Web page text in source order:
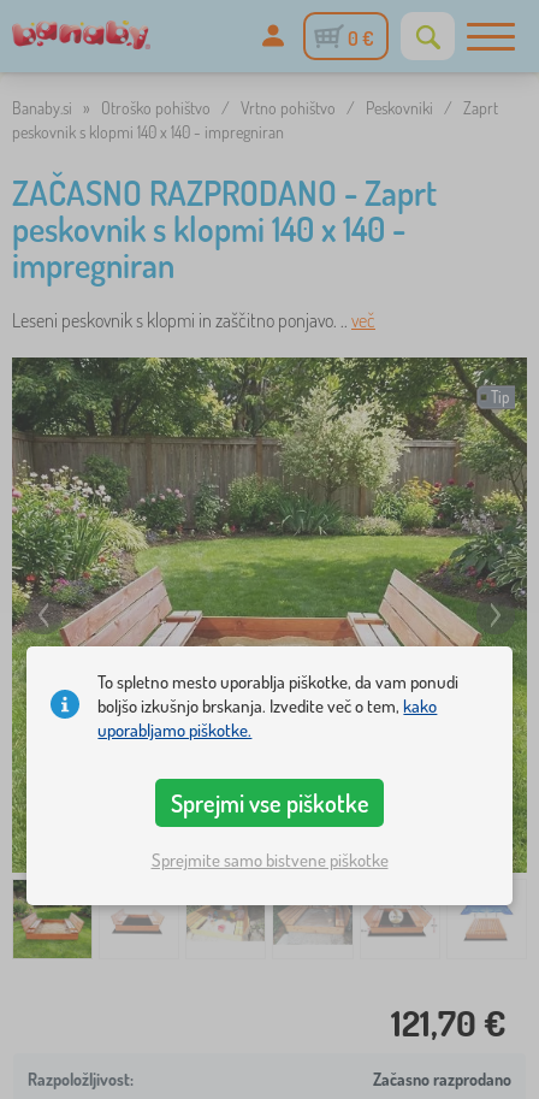
0 €
Banaby.si » Otroško pohištvo / Vrtno pohištvo / Peskovniki / Zaprt
peskovnik s klopmi 140 x 140 - impregniran
ZAČASNO RAZPRODANO - Zaprt
peskovnik s klopmi 140 x 140 -
impregniran
Leseni peskovnik s klopmi in zaščitno ponjavo. .. več
Tip
121,70 €
Začasno razprodano
To spletno mesto uporablja piškotke, da vam ponudi
boljšo izkušnjo brskanja. Izvedite več o tem,kako
uporabljamo piškotke.
Sprejmi vse piškotke
Sprejmite samo bistvene piškotke